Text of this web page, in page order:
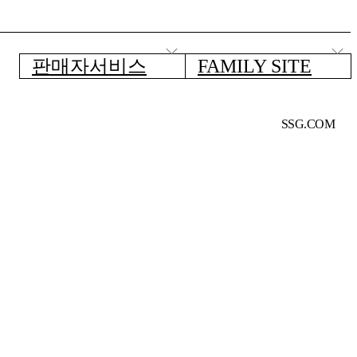
판매자서비스 FAMILY SITE
SSG.COM